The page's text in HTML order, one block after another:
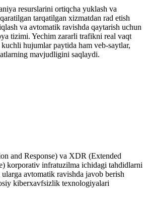
resurslarini ortiqcha yuklash va
tarqatilgan xizmatdan rad etish
va avtomatik ravishda qaytarish uchun
tizimi. Yechim zararli trafikni real vaqt
hujumlar paytida ham veb-saytlar,
mavjudligini saqlaydi.
and Response) va XDR (Extended
korporativ infratuzilma ichidagi tahdidlarni
avtomatik ravishda javob berish
kiberxavfsizlik texnologiyalari